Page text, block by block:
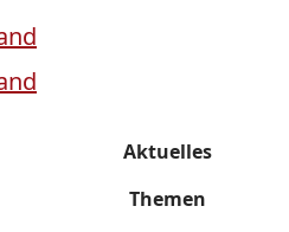
Aktuelles
Themen